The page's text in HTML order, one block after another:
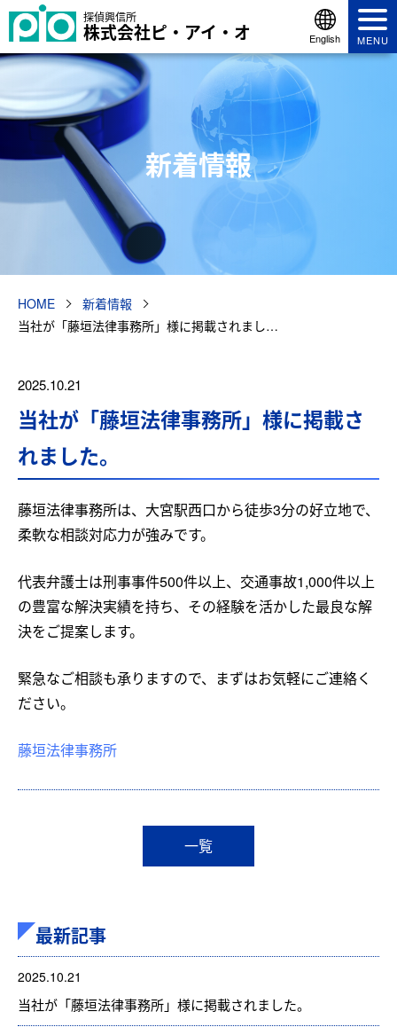
探偵興信所
株式会社ピ・アイ・オ English MENU
新着情報
HOME
新着情報
当社が「藤垣法律事務所」様に掲載されまし…
2025.10.21
当社が「藤垣法律事務所」様に掲載さ
れました。
藤垣法律事務所は、大宮駅西口から徒歩3分の好立地で、
柔軟な相談対応力が強みです。
代表弁護士は刑事事件500件以上、交通事故1,000件以上
の豊富な解決実績を持ち、その経験を活かした最良な解
決をご提案します。
緊急なご相談も承りますので、まずはお気軽にご連絡く
ださい。
藤垣法律事務所
一覧
最新記事
2025.10.21
当社が「藤垣法律事務所」様に掲載されました。